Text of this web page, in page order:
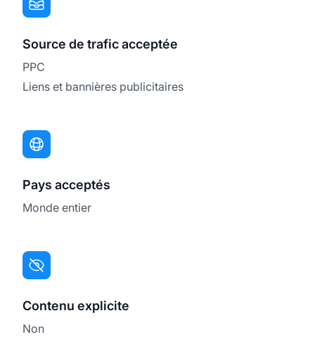
Source de trafic acceptée
PPC
Liens et bannières publicitaires
Pays acceptés
Monde entier
Contenu explicite
Non